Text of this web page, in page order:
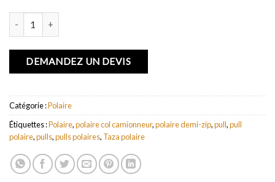
DEMANDEZ UN DEVIS
Catégorie :Polaire
Étiquettes :Polaire,polaire col camionneur,polaire demi-zip,pull,pull
polaire,pulls,pulls polaires, Taza polaire